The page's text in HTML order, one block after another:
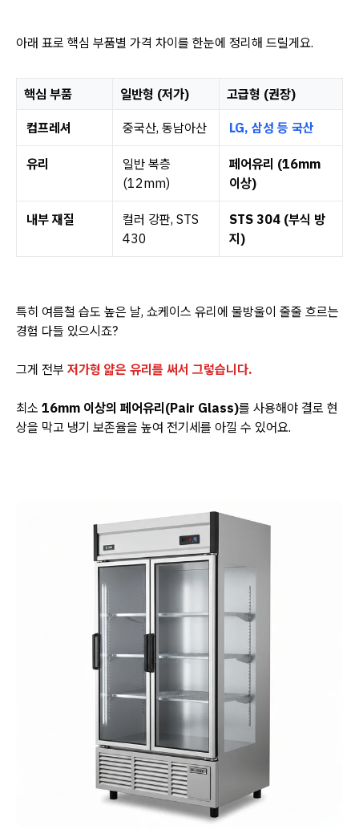
아래 표로 핵심 부품별 가격 차이를 한눈에 정리해 드릴게요.
핵심 부품 일반형 (저가) 고급형 (권장)
컴프레셔 중국산, 동남아산 LG, 삼성 등 국산
유리
일반 복층
(12mm)
페어유리 (16mm
이상)
내부 재질
컬러 강판, STS
430
STS 304 (부식 방
지)
특히 여름철 습도 높은 날, 쇼케이스 유리에 물방울이 줄줄 흐르는
경험 다들 있으시죠?
그게 전부 저가형 얇은 유리를 써서 그렇습니다.
최소 16mm 이상의 페어유리(Pair Glass)를 사용해야 결로 현
상을 막고 냉기 보존율을 높여 전기세를 아낄 수 있어요.